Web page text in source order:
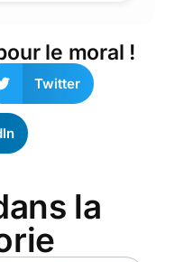
le moral !
Twitter
la